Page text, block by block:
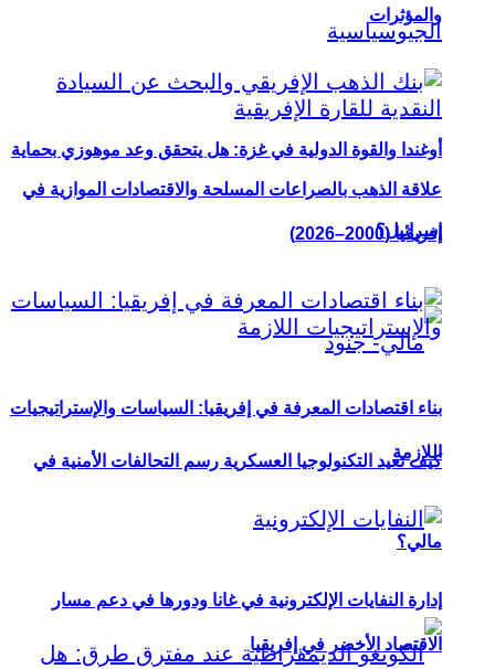
أوغندا والقوة الدولية في غزة: هل يتحقق وعد موهوزي بحماية
إسرائيل؟
كيف تعيد التكنولوجيا العسكرية رسم التحالفات الأمنية في
مالي؟
والمؤثرات
علاقة الذهب بالصراعات المسلحة والاقتصادات الموازية في
إفريقيا (2000–2026)
بناء اقتصادات المعرفة في إفريقيا: السياسات والإستراتيجيات
اللازمة
إدارة النفايات الإلكترونية في غانا ودورها في دعم مسار
الاقتصاد الأخضر في إفريقيا